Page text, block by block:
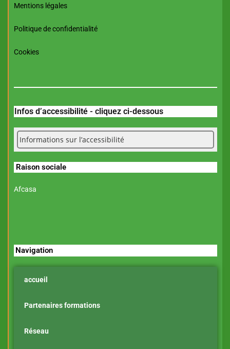
Mentions légales
Politique de confidentialité
Cookies
Infos d’accessibilité - cliquez ci-dessous
Informations sur l’accessibilité
Raison sociale
Afcasa
Navigation
accueil
Partenaires formations
Réseau